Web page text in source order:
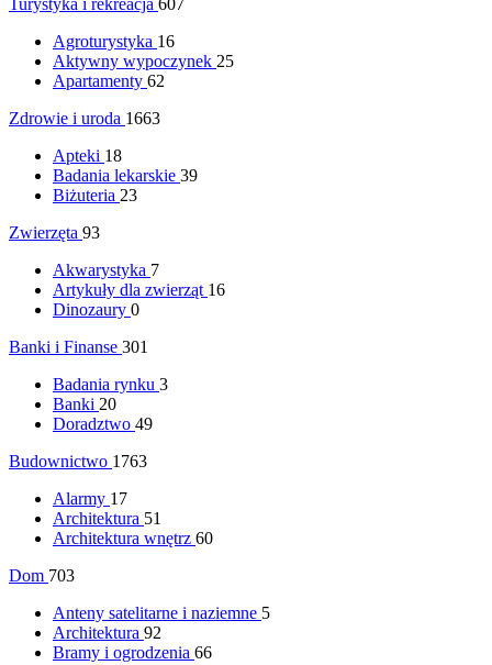
Turystyka i rekreacja 607
Agroturystyka 16
Aktywny wypoczynek 25
Apartamenty 62
Zdrowie i uroda 1663
Apteki 18
Badania lekarskie 39
Biżuteria 23
Zwierzęta 93
Akwarystyka 7
Artykuły dla zwierząt 16
Dinozaury 0
Banki i Finanse 301
Badania rynku 3
Banki 20
Doradztwo 49
Budownictwo 1763
Alarmy 17
Architektura 51
Architektura wnętrz 60
Dom 703
Anteny satelitarne i naziemne 5
Architektura 92
Bramy i ogrodzenia 66